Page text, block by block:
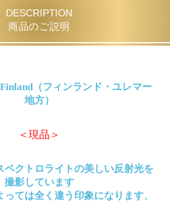
DESCRIPTION
商品のご説明
（フィンランド・ユレマー
地方）
＜現品＞
ペクトロライトの美しい反射光を
撮影しています
ては全く違う印象になります、